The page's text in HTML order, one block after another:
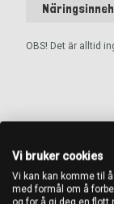
OBS! Det är alltid
Vi bruker cookies
Vi kan kan komme til
med formål om å